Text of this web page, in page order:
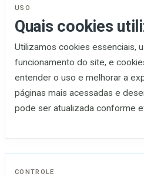
USO
Quais cookies
Utilizamos cookies essenciais,
funcionamento do site, e
entender o uso e melhorar a
páginas mais acessadas e
pode ser atualizada conforme
CONTROLE